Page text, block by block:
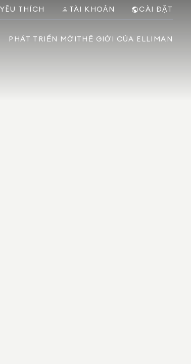
YÊU THÍCH TÀI KHOẢN CÀI ĐẶT
PHÁT TRIỂN MỚI THẾ GIỚI CỦA ELLIMAN